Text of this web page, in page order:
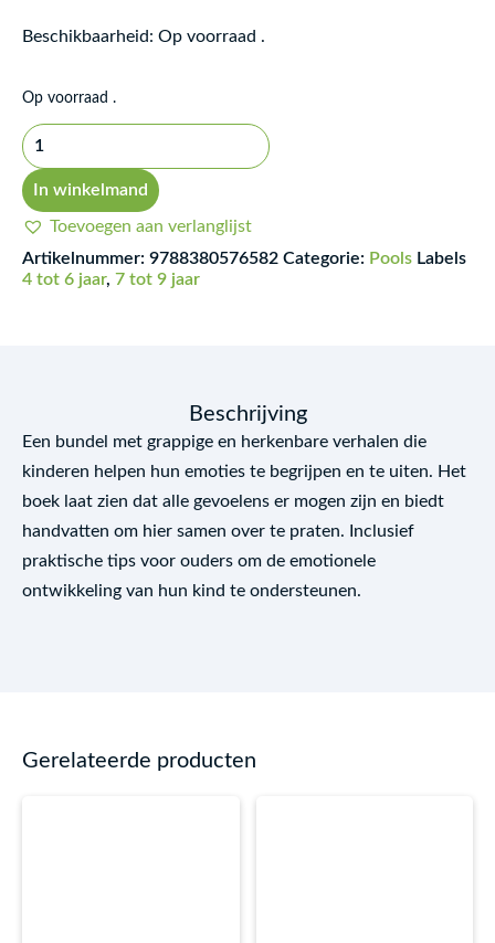
Beschikbaarheid: Op voorraad .
Op voorraad .
Księga
emocji
aantal
In winkelmand
Toevoegen aan verlanglijst
Artikelnummer: 9788380576582 Categorie: Pools Labels
4 tot 6 jaar, 7 tot 9 jaar
Beschrijving
Een bundel met grappige en herkenbare verhalen die
kinderen helpen hun emoties te begrijpen en te uiten. Het
boek laat zien dat alle gevoelens er mogen zijn en biedt
handvatten om hier samen over te praten. Inclusief
praktische tips voor ouders om de emotionele
ontwikkeling van hun kind te ondersteunen.
Gerelateerde producten